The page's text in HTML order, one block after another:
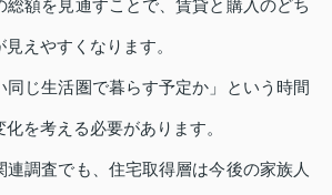
総額を見通すことで、賃貸と購入のどち
えやすくなります。
同じ生活圏で暮らす予定か」という時間
を考える必要があります。
連調査でも、住宅取得層は今後の家族人